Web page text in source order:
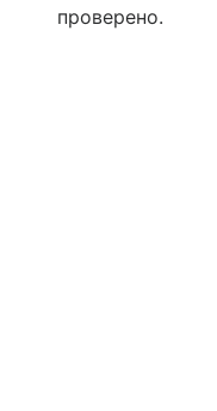
проверено.